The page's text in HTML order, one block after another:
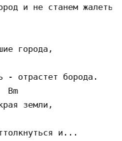
и не станем
города,
- отрастет борода.
Bm
земли,
и...